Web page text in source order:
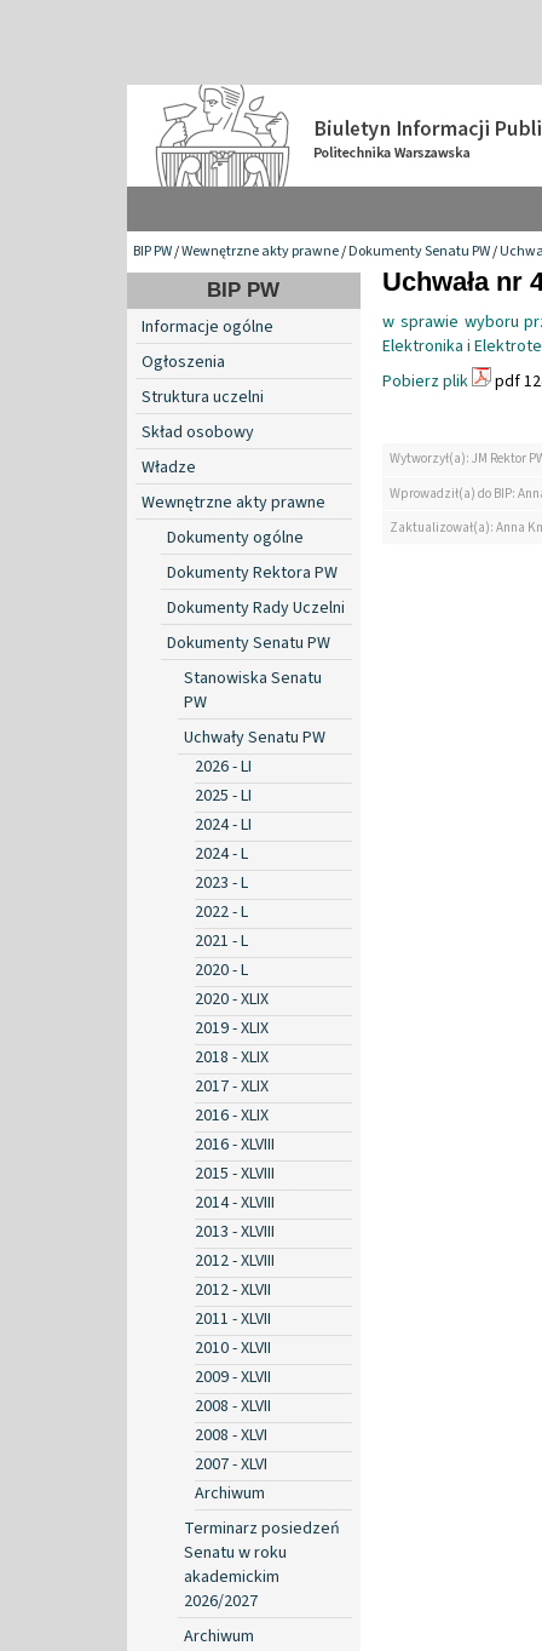
BIP PW/Wewnętrzne akty prawne/Dokumenty Senatu PW/
BIP PW
Informacje ogólne
Ogłoszenia
Struktura uczelni
Skład osobowy
Władze
Wewnętrzne akty prawne
Dokumenty ogólne
Dokumenty Rektora PW
Dokumenty Rady Uczelni
Dokumenty Senatu PW
Stanowiska Senatu
PW
Uchwały Senatu PW
2026 - LI
2025 - LI
2024 - LI
2024 - L
2023 - L
2022 - L
2021 - L
2020 - L
2020 - XLIX
2019 - XLIX
2018 - XLIX
2017 - XLIX
2016 - XLIX
2016 - XLVIII
2015 - XLVIII
2014 - XLVIII
2013 - XLVIII
2012 - XLVIII
2012 - XLVII
2011 - XLVII
2010 - XLVII
2009 - XLVII
2008 - XLVII
2008 - XLVI
2007 - XLVI
Archiwum
Terminarz posiedzeń
Senatu w roku
akademickim
2026/2027
Archiwum
Uchwała nr
w sprawie wyboru
Elektronika i
Pobierz plik
pdf
Wytworzył(a): JM Rektor
Wprowadził(a) do BIP:
Zaktualizował(a): Anna